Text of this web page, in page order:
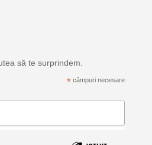
să te surprindem.
* câmpuri necesare